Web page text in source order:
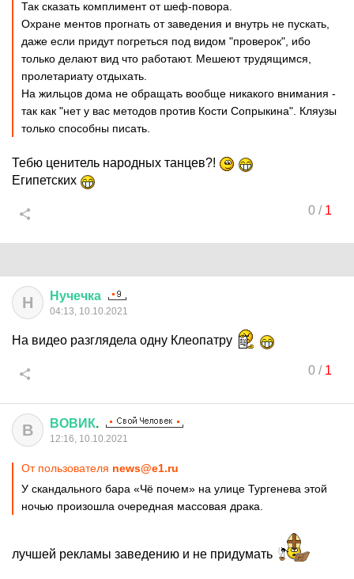
Так сказать комплимент от шеф-повора.
Охране ментов прогнать от заведения и внутрь не пускать,
даже если придут погреться под видом "проверок", ибо
только делают вид что работают. Мешеют трудящимся,
пролетариату отдыхать.
На жильцов дома не обращать вообще никакого внимания -
так как "нет у вас методов против Кости Сопрыкина". Кляузы
только способны писать.
Тебю ценитель народных танцев?!
Египетских
0/ 1
Н Нучечка
04:13, 10.10.2021
На видео разглядела одну Клеопатру
0/ 1
В ВОВИК.
12:16, 10.10.2021
От пользователя news@e1.ru
У скандального бара «Чё почем» на улице Тургенева этой
ночью произошла очередная массовая драка.
лучшей рекламы заведению и не придумать